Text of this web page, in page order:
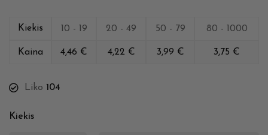
Kiekis 10 - 19 20 - 49 50 - 79 80 - 1000
Kaina 4,46 € 4,22 € 3,99 € 3,75 €
Liko 104
Kiekis